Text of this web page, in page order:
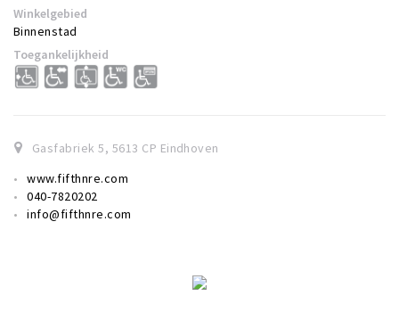
Winkelgebied
Binnenstad
Toegankelijkheid
Gasfabriek 5, 5613 CP Eindhoven
www.fifthnre.com
040-7820202
info@fifthnre.com